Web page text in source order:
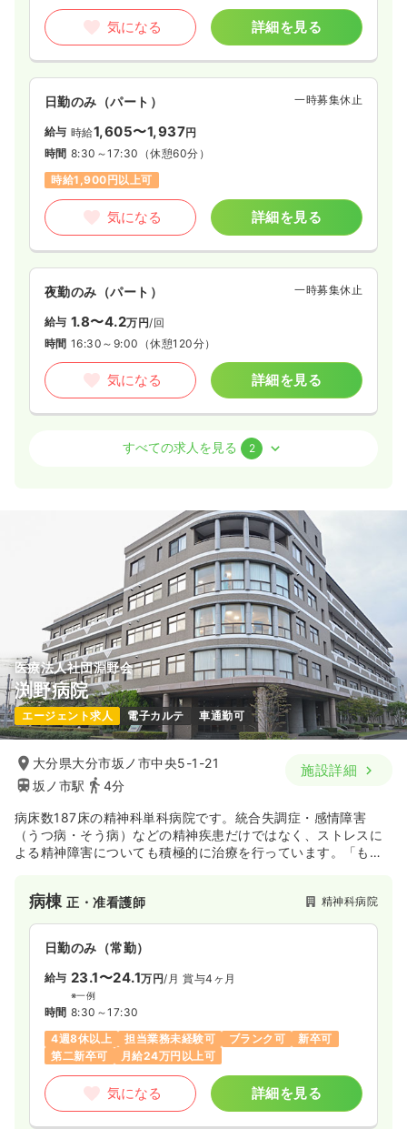
気になる 詳細を見る
日勤のみ（パート） 一時募集休止
給与 時給1,605〜1,937円
時間 8:30～17:30 （休憩60分）
時給1,900円以上可
気になる 詳細を見る
夜勤のみ（パート） 一時募集休止
給与 1.8〜4.2万円/回
時間 16:30～9:00 （休憩120分）
気になる 詳細を見る
オペ室(手術室)正・准看護師
/月 賞与3.6ヶ月
8:30～17:30（休憩60分）
年間休日125日
オンコールあり
月給33万円以上可
気になる 詳細を見る
外来正・准看護師 一般病院
日勤のみ（常勤） 一時募集休止
給与 25.3〜30.6 万円 /月 賞与3.6ヶ月
※一例
日祝休み
年間休日125日 月給30万円以上可
すべての求人を見る 2
医療法人社団淵野会
渕野病院
エージェント求人 電子カルテ 車通勤可
大分県大分市坂ノ市中央5-1-21
坂ノ市駅
4分
施設詳細
病床数187床の精神科単科病院です。統合失調症・感情障害
（うつ病・そう病）などの精神疾患だけではなく、ストレスに
よる精神障害についても積極的に治療を行っています。「もの
棟と露天風呂をもっていることも同院の特徴です。
病棟正・准看護師 精神科病院
日勤のみ（常勤）
給与 23.1〜24.1万円/月 賞与4ヶ月
※一例
時間 8:30～17:30
4週8休以上
担当業務未経験可 ブランク可
新卒可
第二新卒可
月給24万円以上可
気になる 詳細を見る